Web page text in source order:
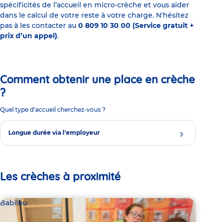
spécificités de l’accueil en micro-crèche et vous aider
dans le calcul de votre reste à votre charge. N'hésitez
pas à les contacter au 0 809 10 30 00 (Service gratuit +
prix d’un appel).
Comment obtenir une place en crèche
?
Quel type d'accueil cherchez-vous ?
Longue durée via l'employeur
Les crèches à proximité
Babilou